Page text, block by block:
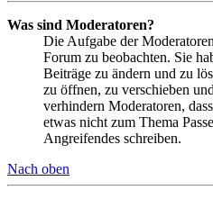
Was sind Moderatoren?
Die Aufgabe der
Forum zu beobachten. Sie
Beiträge zu ändern und zu
zu öffnen, zu verschieben
verhindern Moderatoren,
etwas nicht zum Thema
Angreifendes schreiben.
Nach oben